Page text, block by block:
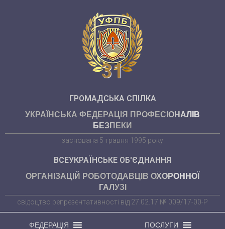
31
ГРОМАДСЬКА СПІЛКА
УКРАЇНСЬКА ФЕДЕРАЦІЯ ПРОФЕСІОНАЛІВ
БЕЗПЕКИ
заснована 5 травня 1995 року
ВСЕУКРАЇНСЬКЕ ОБ'ЄДНАННЯ
ОРГАНІЗАЦІЙ РОБОТОДАВЦІВ ОХОРОННОЇ
ГАЛУЗІ
свідоцтво репрезентативності від 27.02.17 № 009/17-00-Р
ФЕДЕРАЦІЯ ПОСЛУГИ